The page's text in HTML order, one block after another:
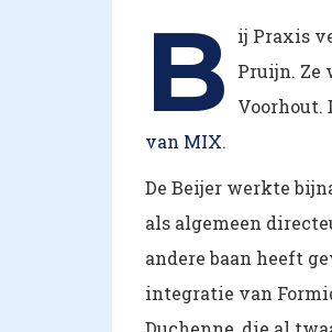
B
ij Praxis
Pruijn. Ze
Voorhout.
van MIX.
De Beijer werkte
als algemeen
andere baan heeft
integratie van